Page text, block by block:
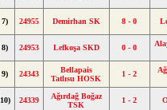
7) 24955 Demirhan SK 8 - 0
8) 24953 Lefkoşa SKD 0 - 0
9) 24343
Bellapais
Tatlısu HOSK
1 - 2
10) 24339
Ağırdağ Boğaz
TSK
1 - 2